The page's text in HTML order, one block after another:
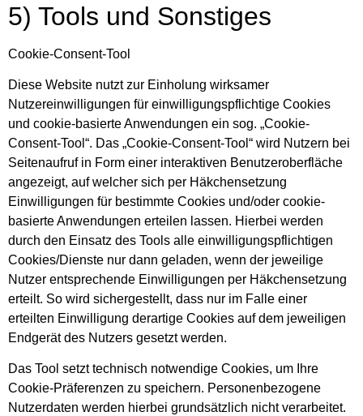
5) Tools und Sonstiges
Cookie-Consent-Tool
Diese Website nutzt zur Einholung wirksamer
Nutzereinwilligungen für einwilligungspflichtige Cookies
und cookie-basierte Anwendungen ein sog. „Cookie-
Consent-Tool“. Das „Cookie-Consent-Tool“ wird Nutzern bei
Seitenaufruf in Form einer interaktiven Benutzeroberfläche
angezeigt, auf welcher sich per Häkchensetzung
Einwilligungen für bestimmte Cookies und/oder cookie-
basierte Anwendungen erteilen lassen. Hierbei werden
durch den Einsatz des Tools alle einwilligungspflichtigen
Cookies/Dienste nur dann geladen, wenn der jeweilige
Nutzer entsprechende Einwilligungen per Häkchensetzung
erteilt. So wird sichergestellt, dass nur im Falle einer
erteilten Einwilligung derartige Cookies auf dem jeweiligen
Endgerät des Nutzers gesetzt werden.
Das Tool setzt technisch notwendige Cookies, um Ihre
Cookie-Präferenzen zu speichern. Personenbezogene
Nutzerdaten werden hierbei grundsätzlich nicht verarbeitet.